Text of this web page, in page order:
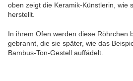
oben zeigt die Keramik-Künstlerin, wie
herstellt.
In ihrem Ofen werden diese Röhrchen
gebrannt, die sie später, wie das
Bambus-Ton-Gestell auffädelt.